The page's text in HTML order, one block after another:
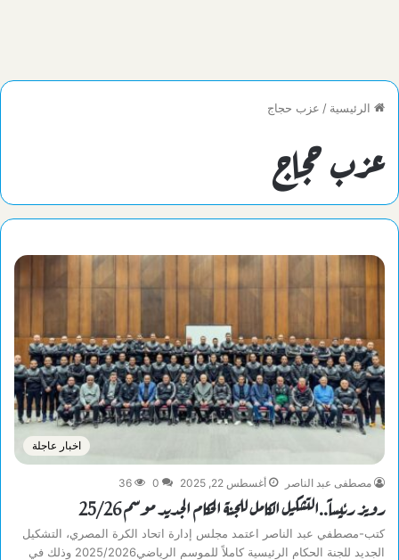
الرئيسية / عزب حجاج
عزب حجاج
اخبار عاجلة
مصطفى عبد الناصر أغسطس 22, 2025 0
36
رويز رئيساً..التشكيل الكامل للجنة الحكام الجديد موسم 25/26
كتب-مصطفي عبد الناصر اعتمد مجلس إدارة اتحاد الكرة المصري، التشكيل
الجديد للجنة الحكام الرئيسية كاملاً للموسم الرياضي2025/2026 وذلك في